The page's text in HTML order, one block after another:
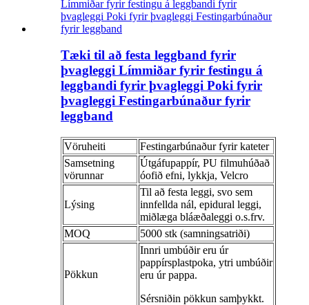
Tæki til að festa leggband fyrir
þvagleggi Límmiðar fyrir festingu á
leggbandi fyrir þvagleggi Poki fyrir
þvagleggi Festingarbúnaður fyrir
leggband
Vöruheiti
Festingarbúnaður fyrir kateter
Samsetning
vörunnar
Útgáfupappír, PU filmuhúðað
óofið efni, lykkja, Velcro
Lýsing
Til að festa leggi, svo sem
innfellda nál, epidural leggi,
miðlæga bláæðaleggi o.s.frv.
MOQ
5000 stk (samningsatriði)
Pökkun
Innri umbúðir eru úr
pappírsplastpoka, ytri umbúðir
eru úr pappa.
Sérsniðin pökkun samþykkt.